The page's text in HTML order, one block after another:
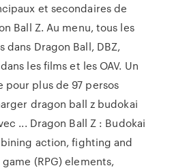
et secondaires de
Ball Z. Au menu, tous les
dans Dragon Ball, DBZ,
les films et les OAV. Un
pour plus de 97 persos
dragon ball z budokai
... Dragon Ball Z : Budokai
action, fighting and
(RPG) elements,